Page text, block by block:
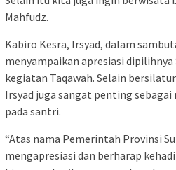
Mahfudz.
Kabiro Kesra, Irsyad, dalam
menyampaikan apresiasi
kegiatan Taqawah. Selain
Irsyad juga sangat penting
pada santri.
“Atas nama Pemerintah Provinsi
mengapresiasi dan berharap